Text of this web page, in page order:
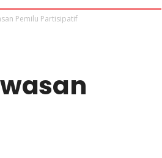
Pemilu Partisipatif